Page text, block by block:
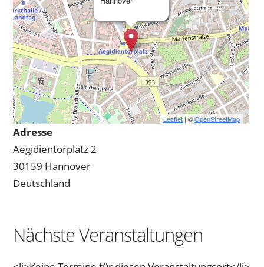
Leaflet| ©OpenStreetMap
Adresse
Aegidientorplatz 2
30159 Hannover
Deutschland
Nächste Veranstaltungen